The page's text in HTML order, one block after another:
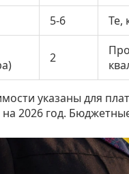
5-6 Те,
2
указаны для
2026 год.